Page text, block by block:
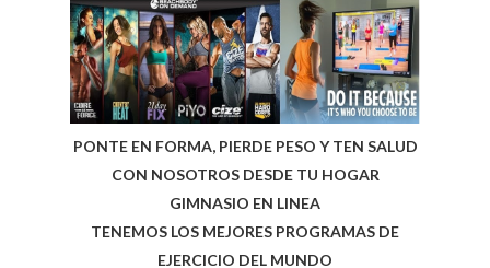
PONTE EN FORMA, PIERDE PESO Y TEN SALUD
CON NOSOTROS DESDE TU HOGAR
GIMNASIO EN LINEA
TENEMOS LOS MEJORES PROGRAMAS DE
EJERCICIO DEL MUNDO